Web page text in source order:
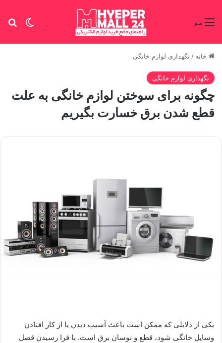
تغییر منو
خانه / نگهداری لوازم خانگی
نگهداری لوازم خانگی
چگونه برای سوختن لوازم خانگی به علت
قطع شدن برق خسارت بگیریم
یکی از دلایلی که ممکن است باعث آسیب دیدن یا از کار افتادن
وسایل خانگی شود، قطع و نوسان برق است. با فرا رسیدن فصل